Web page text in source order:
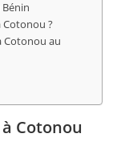
Cotonou ?
Cotonou au
Cotonou